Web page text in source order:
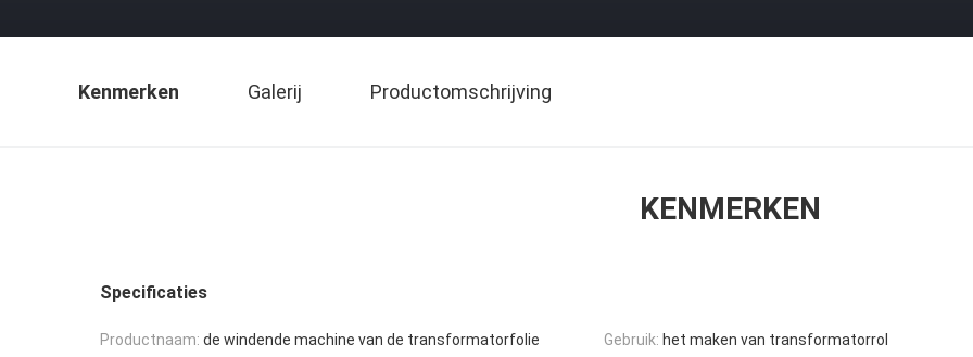
Kenmerken Galerij Productomschrijving
KENMERKEN
Specificaties
Productnaam: de windende machine van de transformatorfolie Gebruik: het maken van transformatorrol